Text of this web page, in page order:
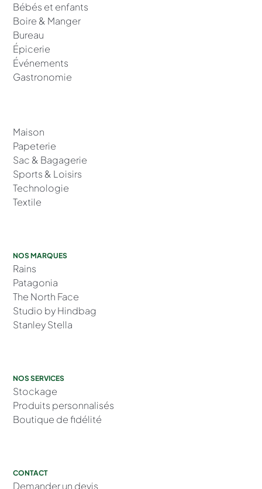
Bébés et enfants
Boire & Manger
Bureau
Épicerie
Événements
Gastronomie
Maison
Papeterie
Sac & Bagagerie
Sports & Loisirs
Technologie
Textile
NOS MARQUES
Rains
Patagonia
The North Face
Studio by Hindbag
Stanley Stella
NOS SERVICES
Stockage
Produits personnalisés
Boutique de fidélité
CONTACT
Demander un devis